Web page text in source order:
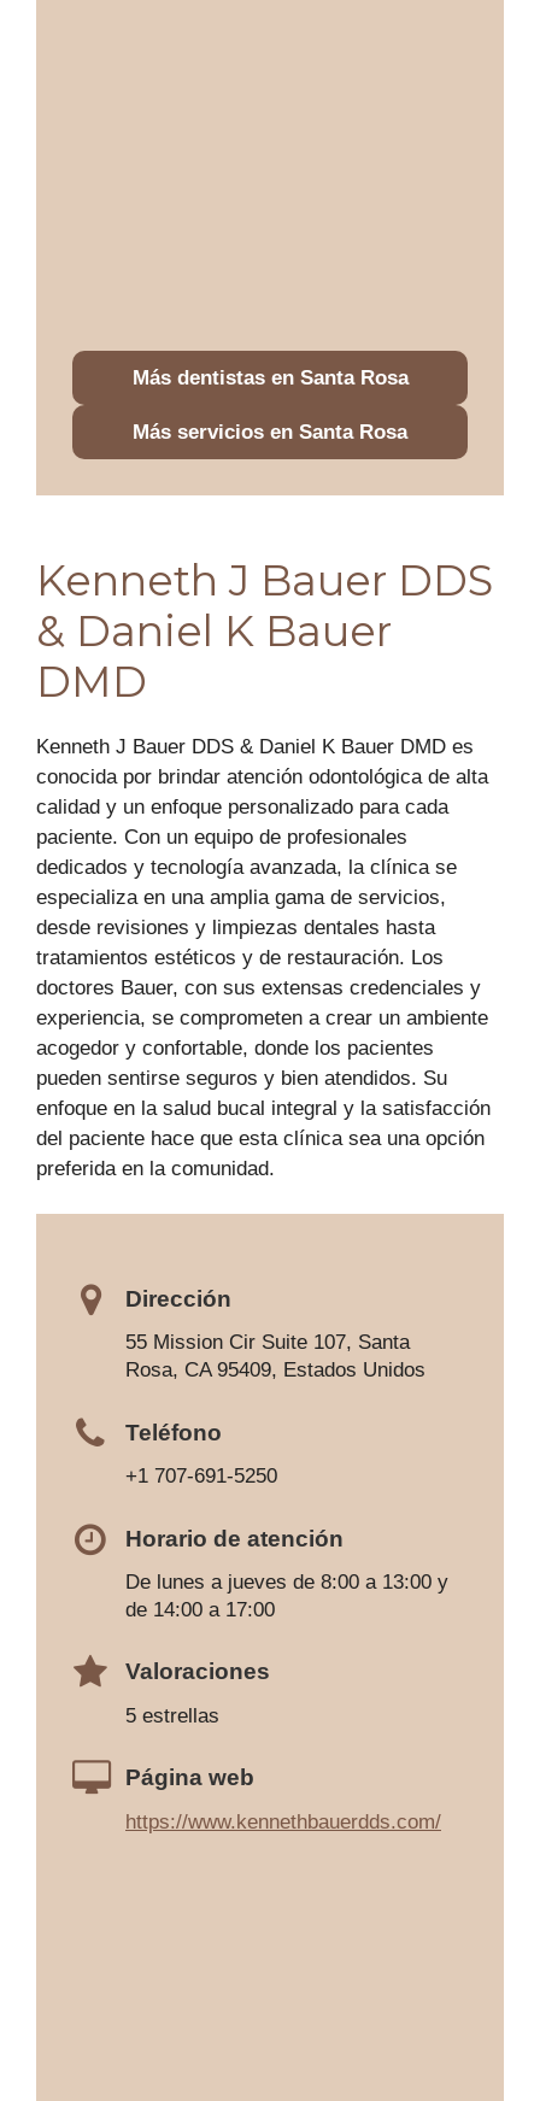
Más dentistas en Santa Rosa
Más servicios en Santa Rosa
Kenneth J Bauer DDS
& Daniel K Bauer
DMD
Kenneth J Bauer DDS & Daniel K Bauer DMD es
conocida por brindar atención odontológica de alta
calidad y un enfoque personalizado para cada
paciente. Con un equipo de profesionales
dedicados y tecnología avanzada, la clínica se
especializa en una amplia gama de servicios,
desde revisiones y limpiezas dentales hasta
tratamientos estéticos y de restauración. Los
doctores Bauer, con sus extensas credenciales y
experiencia, se comprometen a crear un ambiente
acogedor y confortable, donde los pacientes
pueden sentirse seguros y bien atendidos. Su
enfoque en la salud bucal integral y la satisfacción
del paciente hace que esta clínica sea una opción
preferida en la comunidad.
Dirección
55 Mission Cir Suite 107, Santa
Rosa, CA 95409, Estados Unidos
Teléfono
+1 707-691-5250
Horario de atención
De lunes a jueves de 8:00 a 13:00 y
de 14:00 a 17:00
Valoraciones
5 estrellas
Página web
https://www.kennethbauerdds.com/